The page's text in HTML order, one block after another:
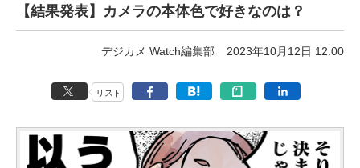
【結果発表】カメラの本体色で好きなのは？
デジカメ Watch編集部 2023年10月12日 12:00
リスト